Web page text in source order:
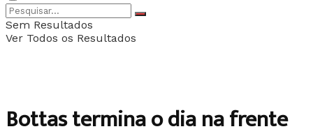
Sem Resultados
Ver Todos os Resultados
Bottas termina o dia na frente